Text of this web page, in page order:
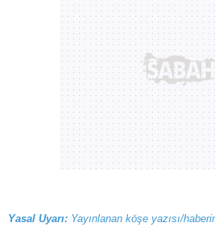
Yasal Uyarı: Yayınlanan köşe yazısı/